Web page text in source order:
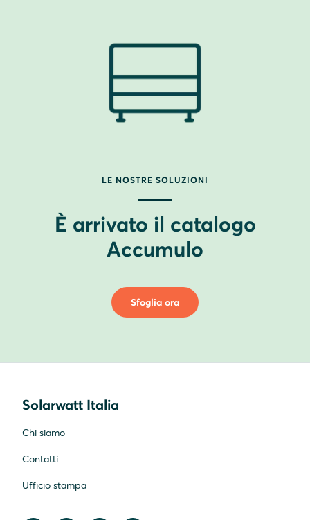
LE NOSTRE SOLUZIONI
È arrivato il catalogo
Accumulo
Sfoglia ora
Solarwatt Italia
Chi siamo
Contatti
Ufficio stampa